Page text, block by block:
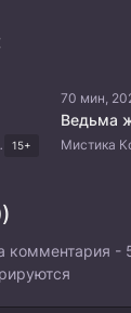
дорамы 15+
70 мин,
Ведьма
комментария -